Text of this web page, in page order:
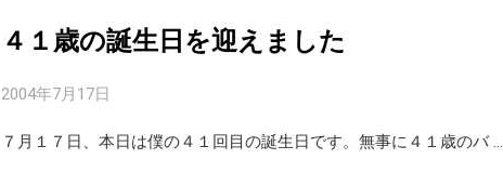
４１歳の誕生日を迎えました
2004年7月17日
７月１７日、本日は僕の４１回目の誕生日です。無事に４１歳のバ …